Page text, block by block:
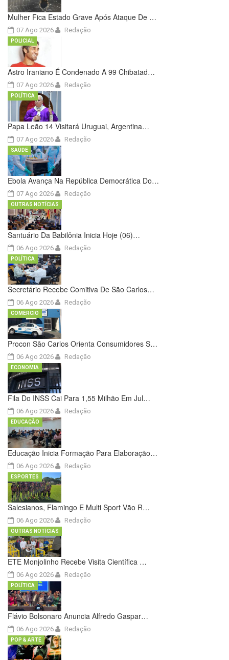
Mulher Fica Estado Grave Após Ataque De …
07 Ago 2026 Redação
Astro Iraniano É Condenado A 99 Chibatad…
07 Ago 2026
POLICIAL
Redação
Papa Leão 14 Visitará Uruguai, Argentina…
07 Ago 2026
POLÍTICA
Redação
Ebola Avança Na República Democrática Do…
07 Ago 2026
SAÚDE
Redação
Santuário Da Babilônia Inicia Hoje (06)…
06 Ago 2026
OUTRAS NOTÍCIAS
Redação
Secretário Recebe Comitiva De São Carlos…
06 Ago 2026
POLÍTICA
Redação
Procon São Carlos Orienta Consumidores S…
06 Ago 2026
COMÉRCIO
Redação
Fila Do INSS Cai Para 1,55 Milhão Em Jul…
06 Ago 2026
ECONOMIA
Redação
Educação Inicia Formação Para Elaboração…
06 Ago 2026
EDUCAÇÃO
Redação
Salesianos, Flamingo E Multi Sport Vão R…
06 Ago 2026
ESPORTES
Redação
ETE Monjolinho Recebe Visita Científica …
06 Ago 2026
OUTRAS NOTÍCIAS
Redação
Flávio Bolsonaro Anuncia Alfredo Gaspar…
06 Ago 2026
POLÍTICA
Redação
POP & ARTE